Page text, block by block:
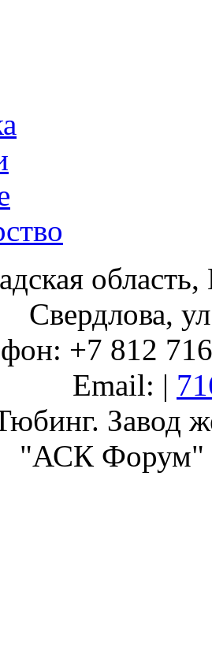
Свердлова,
+7 812
Email: |
Завод
"АСК Форум"